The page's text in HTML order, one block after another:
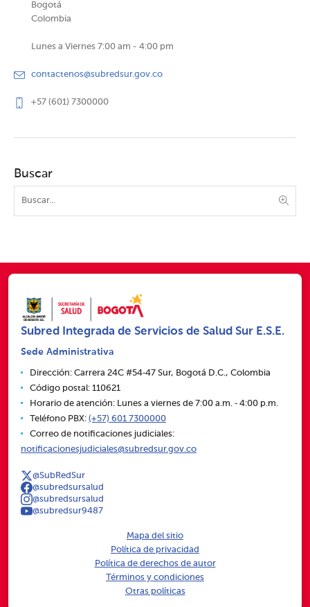
Bogotá
Colombia
Lunes a Viernes 7:00 am - 4:00 pm
contactenos@subredsur.gov.co
+57 (601) 7300000
Buscar
Subred Integrada de Servicios de Salud Sur E.S.E.
Sede Administrativa
Dirección: Carrera 24C #54‑47 Sur, Bogotá D.C., Colombia
Código postal: 110621
Horario de atención: Lunes a viernes de 7:00 a.m. ‑ 4:00 p.m.
Teléfono PBX: (+57) 601 7300000
Correo de notificaciones judiciales:
notificacionesjudiciales@subredsur.gov.co
@SubRedSur
@subredsursalud
@subredsursalud
@subredsur9487
Mapa del sitio
Política de privacidad
Política de derechos de autor
Términos y condiciones
Otras políticas